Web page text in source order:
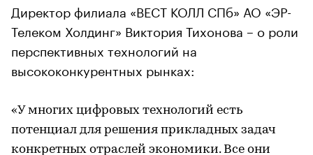
Директор филиала «ВЕСТ КОЛЛ СПб» АО «ЭР-
Телеком Холдинг» Виктория Тихонова – о роли
перспективных технологий на
высококонкурентных рынках:
«У многих цифровых технологий есть
потенциал для решения прикладных задач
конкретных отраслей экономики. Все они